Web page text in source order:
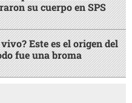
su cuerpo en SPS
Este es el origen del
fue una broma